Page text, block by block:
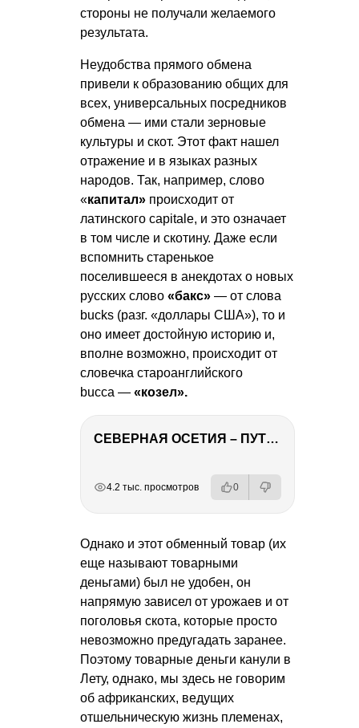
стороны не получали желаемого
результата.
Неудобства прямого обмена
привели к образованию общих для
всех, универсальных посредников
обмена — ими стали зерновые
культуры и скот. Этот факт нашел
отражение и в языках разных
народов. Так, например, слово
«капитал» происходит от
латинского capitale, и это означает
в том числе и скотину. Даже если
вспомнить старенькое
поселившееся в анекдотах о новых
русских слово «бакс» — от слова
bucks (разг. «доллары США»), то и
оно имеет достойную историю и,
вполне возможно, происходит от
словечка староанглийского
bucca — «козел».
СЕВЕРНАЯ ОСЕТИЯ – ПУТЕШЕСТВИЕ НА КАВКАЗ часть 4
4.2 тыс. просмотров 0
Однако и этот обменный товар (их
еще называют товарными
деньгами) был не удобен, он
напрямую зависел от урожаев и от
поголовья скота, которые просто
невозможно предугадать заранее.
Поэтому товарные деньги канули в
Лету, однако, мы здесь не говорим
об африканских, ведущих
отшельническую жизнь племенах,